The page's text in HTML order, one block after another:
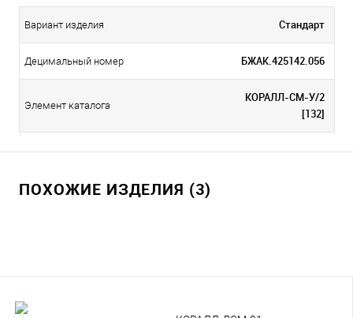
Вариант изделия Стандарт
Децимальный номер БЖАК.425142.056
Элемент каталога
КОРАЛЛ-СМ-У/2
[132]
ПОХОЖИЕ ИЗДЕЛИЯ (3)